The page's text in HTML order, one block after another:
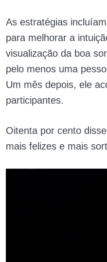
As estratégias incluíam
para melhorar a
visualização da boa
pelo menos uma
Um mês depois, ele
participantes.
Oitenta por cento
mais felizes e mais